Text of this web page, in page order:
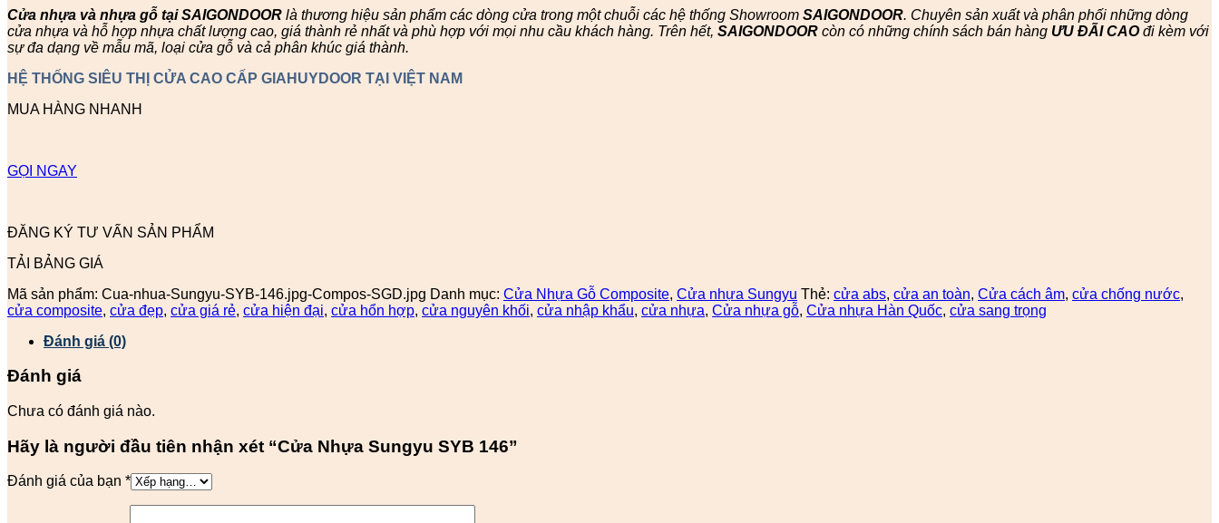
Cửa nhựa và nhựa gỗ tại SAIGONDOOR là thương hiệu sản phẩm các dòng cửa trong một chuỗi các hệ thống Showroom SAIGONDOOR. Chuyên sản xuất và phân phối những dòng
cửa nhựa và hỗ hợp nhựa chất lượng cao, giá thành rẻ nhất và phù hợp với mọi nhu cầu khách hàng. Trên hết, SAIGONDOOR còn có những chính sách bán hàng ƯU ĐÃI CAOđi kèm với
sự đa dạng về mẫu mã, loại cửa gỗ và cả phân khúc giá thành.
HỆ THỐNG SIÊU THỊ CỬA CAO CẤP GIAHUYDOOR TẠI VIỆT NAM
MUA HÀNG NHANH
GỌI NGAY
ĐĂNG KÝ TƯ VẤN SẢN PHẨM
TẢI BẢNG GIÁ
Mã sản phẩm: Cua-nhua-Sungyu-SYB-146.jpg-Compos-SGD.jpg Danh mục: Cửa Nhựa Gỗ Composite, Cửa nhựa Sungyu Thẻ: cửa abs, cửa an toàn, Cửa cách âm, cửa chống nước,
cửa composite, cửa đẹp, cửa giá rẻ, cửa hiện đại, cửa hổn hợp, cửa nguyên khối, cửa nhập khẩu, cửa nhựa, Cửa nhựa gỗ, Cửa nhựa Hàn Quốc, cửa sang trọng
Đánh giá (0)
Đánh giá
Chưa có đánh giá nào.
Hãy là người đầu tiên nhận xét “Cửa Nhựa Sungyu SYB 146”
Đánh giá của bạn *